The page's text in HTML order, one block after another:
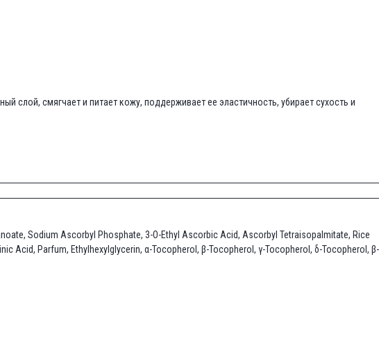
слой, смягчает и питает кожу, поддерживает ее эластичность, убирает сухость и
Sodium Ascorbyl Phosphate, 3-O-Ethyl Ascorbic Acid, Ascorbyl Tetraisopalmitate, Rice
Acid, Parfum, Ethylhexylglycerin, α-Tocopherol, β-Tocopherol, γ-Tocopherol, δ-Tocopherol, β-